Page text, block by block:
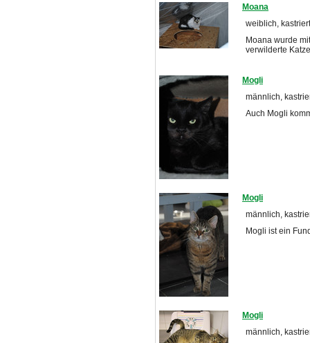
Moana
weiblich,
Moana wurde
verwilderte
Mogli
männlich,
Auch Mogli
Mogli
männlich,
Mogli ist ein
Mogli
männlich,